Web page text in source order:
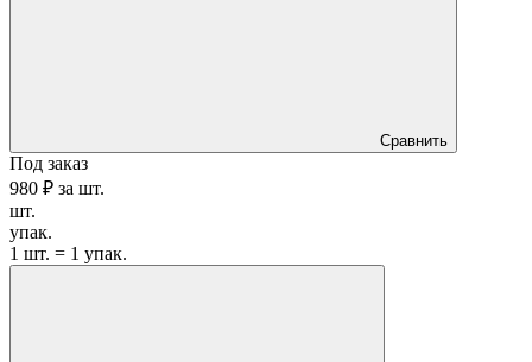
Сравнить
Под заказ
980 ₽ за шт.
шт.
упак.
1 шт. = 1 упак.